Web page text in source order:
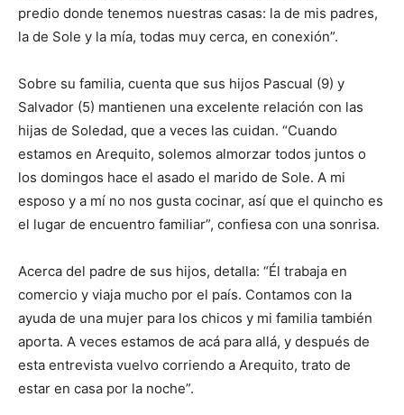
predio donde tenemos nuestras casas: la de mis padres,
la de Sole y la mía, todas muy cerca, en conexión”.
Sobre su familia, cuenta que sus hijos Pascual (9) y
Salvador (5) mantienen una excelente relación con las
hijas de Soledad, que a veces las cuidan. “Cuando
estamos en Arequito, solemos almorzar todos juntos o
los domingos hace el asado el marido de Sole. A mi
esposo y a mí no nos gusta cocinar, así que el quincho es
el lugar de encuentro familiar”, confiesa con una sonrisa.
Acerca del padre de sus hijos, detalla: “Él trabaja en
comercio y viaja mucho por el país. Contamos con la
ayuda de una mujer para los chicos y mi familia también
aporta. A veces estamos de acá para allá, y después de
esta entrevista vuelvo corriendo a Arequito, trato de
estar en casa por la noche”.